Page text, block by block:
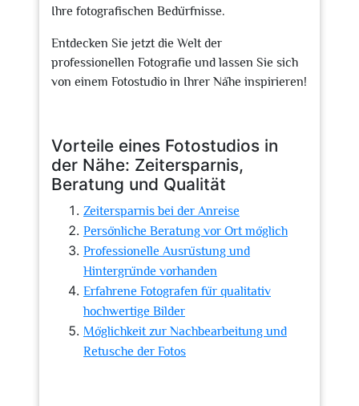
Ihre fotografischen Bedürfnisse.
Entdecken Sie jetzt die Welt der
professionellen Fotografie und lassen Sie sich
von einem Fotostudio in Ihrer Nähe inspirieren!
Vorteile eines Fotostudios in
der Nähe: Zeitersparnis,
Beratung und Qualität
Zeitersparnis bei der Anreise
Persönliche Beratung vor Ort möglich
Professionelle Ausrüstung und
Hintergründe vorhanden
Erfahrene Fotografen für qualitativ
hochwertige Bilder
Möglichkeit zur Nachbearbeitung und
Retusche der Fotos